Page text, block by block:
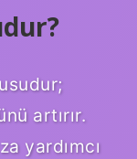
artırır.
yardımcı